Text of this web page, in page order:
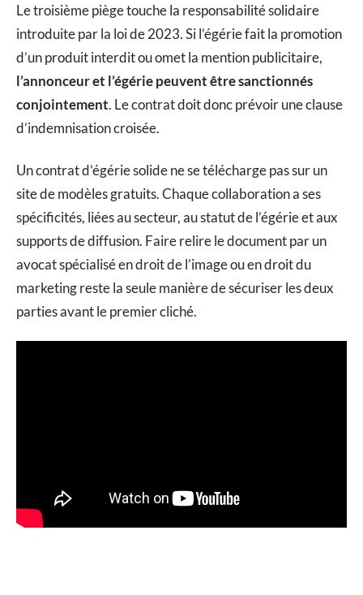
Le troisième piège touche la responsabilité solidaire
introduite par la loi de 2023. Si l’égérie fait la promotion
d’un produit interdit ou omet la mention publicitaire,
l’annonceur et l’égérie peuvent être sanctionnés
conjointement. Le contrat doit donc prévoir une clause
d’indemnisation croisée.
Un contrat d’égérie solide ne se télécharge pas sur un
site de modèles gratuits. Chaque collaboration a ses
spécificités, liées au secteur, au statut de l’égérie et aux
supports de diffusion. Faire relire le document par un
avocat spécialisé en droit de l’image ou en droit du
marketing reste la seule manière de sécuriser les deux
parties avant le premier cliché.